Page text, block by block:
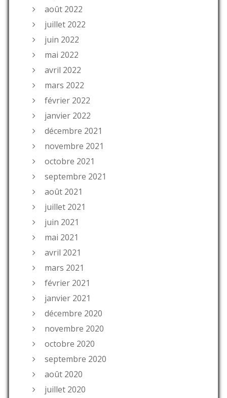
août 2022
juillet 2022
juin 2022
mai 2022
avril 2022
mars 2022
février 2022
janvier 2022
décembre 2021
novembre 2021
octobre 2021
septembre 2021
août 2021
juillet 2021
juin 2021
mai 2021
avril 2021
mars 2021
février 2021
janvier 2021
décembre 2020
novembre 2020
octobre 2020
septembre 2020
août 2020
juillet 2020